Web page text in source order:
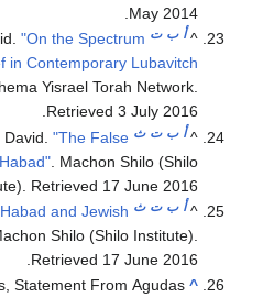
May 2014
^أ ب ت "On the Spectrum
in Contemporary Lubavitch
Yisrael Torah Network.
Retrieved3 July 2016
.
^أ ب ت ث David."The False
. Machon Shilo (Shilo
. Retrieved 17 June 2016
^أ ب ت ث and Jewish
Shilo (Shilo Institute)
Retrieved 17 June 2016
^
Statement From Agudas